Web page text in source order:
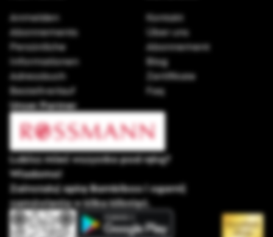
Anmelden
Abonnements
Persönliche
Informationen
Adressbuch
Bestellverlauf
Kontakt
Über uns
Abonnement
Blog
Zertifikate
Faq
Unser Partner
Lubisz mieć wszystko pod ręką?
Wiadomo!
Zainstaluj apkę Bambiboo i ogarnij
zamówienia w kilka kliknięć.